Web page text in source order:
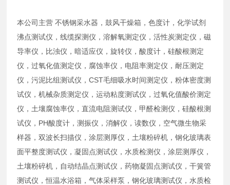
本公司主营 不锈钢采水器，鼓风干燥箱，色度计，化学试剂
沸点测试仪，线缆探测仪，溶解氧测定仪，活性炭测定仪，磁
导率仪，比浊仪，暗适应仪，旋转仪，酸度计，硅酸根测定
仪，过氧化值测定仪，腐蚀率仪，电阻率测定仪，耐压测定
仪，污泥比组测试仪，CST毛细吸水时间测定仪，粉体密度测
试仪，机械杂质测定仪，运动粘度测试仪，过氧化值酸价测定
仪，土壤腐蚀率仪，直流电阻测试仪，甲醛检测仪，硅酸根测
试仪，PH酸度计，测振仪，消解仪，读数仪，空气微生物采
样器，双波长扫描仪，涂层测厚仪，土壤粉碎机，钢化玻璃表
面平整度测试仪，凝固点测试仪，水质检测仪，涂层测厚仪，
土壤粉碎机，自动结晶点测试仪，药物凝固点测试仪，干簧管
测试仪，恒温水浴箱，气体采样泵，钢化玻璃测试仪，水质检